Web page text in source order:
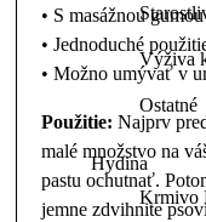
Výživa
Ostatné
Hydina
Krmivo
• S masážnou gumou
• Jednoduché
• Možno umývať v
Použitie: Najprv
malé množstvo na
pastu ochutnať.
jemne zdvihnite